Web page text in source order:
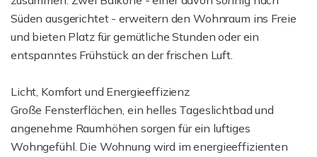
Süden ausgerichtet - erweitern den Wohnraum ins Freie
und bieten Platz für gemütliche Stunden oder ein
entspanntes Frühstück an der frischen Luft.
Licht, Komfort und Energieeffizienz
Große Fensterflächen, ein helles Tageslichtbad und
angenehme Raumhöhen sorgen für ein luftiges
Wohngefühl. Die Wohnung wird im energieeffizienten